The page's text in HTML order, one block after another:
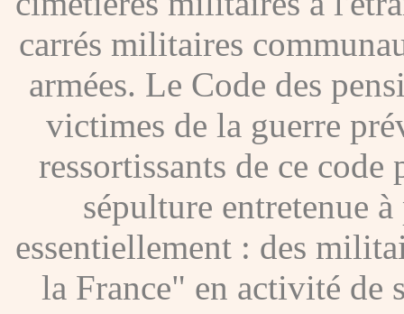
carrés militaires
armées. Le Code des
victimes de la guerre
ressortissants de ce code
sépulture entretenue
essentiellement : des
la France" en activité de